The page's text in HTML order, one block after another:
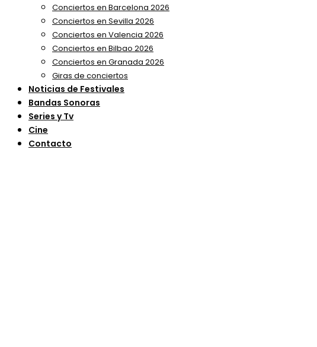
Conciertos en Barcelona 2026
Conciertos en Sevilla 2026
Conciertos en Valencia 2026
Conciertos en Bilbao 2026
Conciertos en Granada 2026
Giras de conciertos
Noticias de Festivales
Bandas Sonoras
Series y Tv
Cine
Contacto